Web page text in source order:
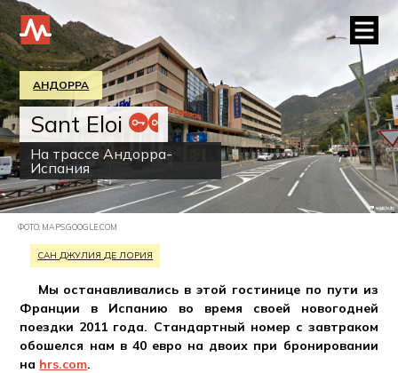
АНДОРРА
Sant Eloi
На трассе Андорра-
Испания
ФОТО: MAPS.GOOGLE.COM
САН ДЖУЛИЯ ДЕ ЛОРИЯ
Мы останавливались в этой гостинице по пути из
Франции в Испанию во время своей новогодней
поездки 2011 года. Стандартный номер с завтраком
обошелся нам в 40 евро на двоих при бронировании
на hrs.com.